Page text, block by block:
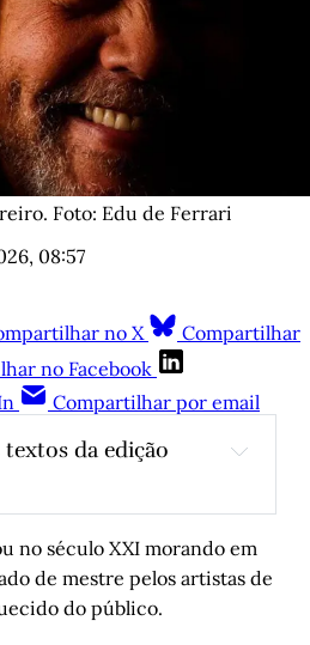
Foto: Edu de Ferrari
08:57
no X
Compartilhar
no Facebook
Compartilhar por email
da edição
a demora do idioma, por
– Parte V, por Arthur de
no século XXI morando em
de mestre pelos artistas de
do público.